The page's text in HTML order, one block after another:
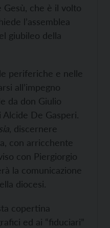
che è il volto
l’assemblea
giubileo della
periferiche e nelle
all’impegno
da don Giulio
De Gasperi.
, discernere
con arricchente
con Piergiorgio
la comunicazione
diocesi.
copertina
ed ai “fiduciari”